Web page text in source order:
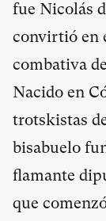
fue Nicolás
convirtió en
combativa
Nacido en
trotskistas
bisabuelo
flamante
que